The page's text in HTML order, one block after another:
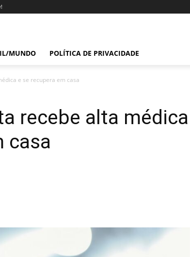
MUNDO POLÍTICA DE PRIVACIDADE
e se recupera em casa
recebe alta médica
casa